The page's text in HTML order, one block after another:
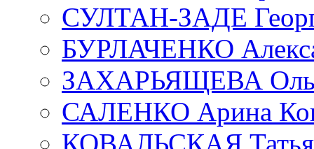
СУЛТАН-ЗАДЕ
БУРЛАЧЕНКО
ЗАХАРЬЯЩЕВА
САЛЕНКО Арина